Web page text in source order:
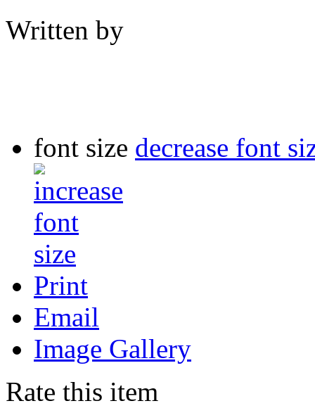
Written by
font size decrease font
Print
Email
Image Gallery
Rate this item